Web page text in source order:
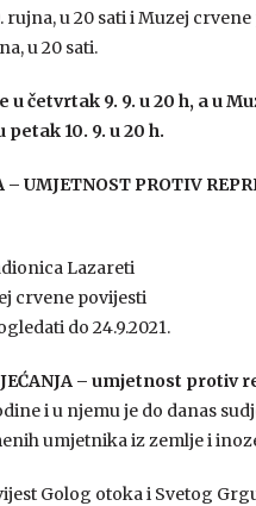
rujna, u 20 sati i Muzej
u 20 sati.
u četvrtak 9. 9. u 20 h, a u
10. 9. u 20 h.
– UMJETNOST PROTIV
Lazareti
crvene povijesti
do 24.9.2021.
– umjetnost protiv
i u njemu je do danas
umjetnika iz zemlje i
Golog otoka i Svetog